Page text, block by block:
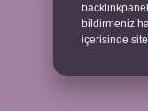
bildirmeniz
içerisinde